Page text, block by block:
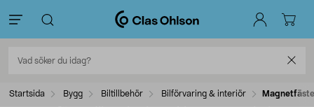
Startsida Bygg Biltillbehör Bilförvaring & interiör